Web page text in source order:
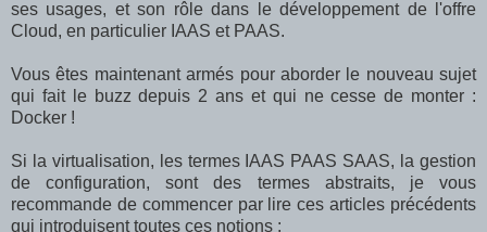
ses usages, et son rôle dans le développement de l'offre
Cloud, en particulier IAAS et PAAS.
Vous êtes maintenant armés pour aborder le nouveau sujet
qui fait le buzz depuis 2 ans et qui ne cesse de monter :
Docker !
Si la virtualisation, les termes IAAS PAAS SAAS, la gestion
de configuration, sont des termes abstraits, je vous
recommande de commencer par lire ces articles précédents
qui introduisent toutes ces notions :